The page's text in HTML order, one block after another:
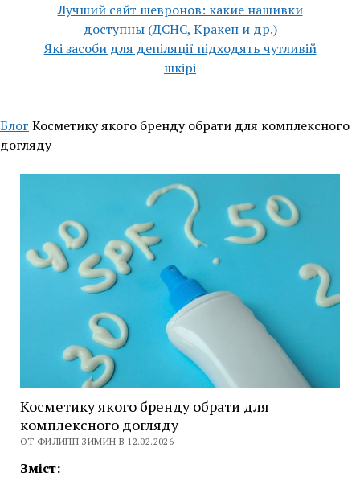
Лучший сайт шевронов: какие нашивки
доступны (ДСНС, Кракен и др.)
Які засоби для депіляції підходять чутливій
шкірі
Блог Косметику якого бренду обрати для комплексного
догляду
Косметику якого бренду обрати для
комплексного догляду
ОТ ФИЛИПП ЗИМИН В 12.02.2026
Зміст: